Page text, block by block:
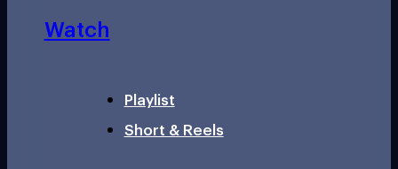
Watch
Playlist
Short & Reels